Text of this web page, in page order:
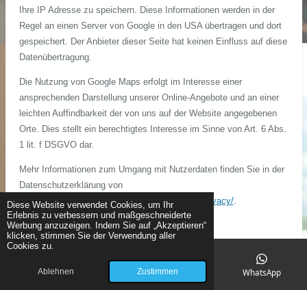
Diese Website verwendet Cookies, um Ihr
Erlebnis zu verbessern und maßgeschneiderte
Werbung anzuzeigen. Indem Sie auf „Akzeptieren“
klicken, stimmen Sie der Verwendung aller
Cookies zu.
Ablehnen Zustimmen
Ihre IP Adresse zu speichern. Diese Informationen werden in der
Regel an einen Server von Google in den USA übertragen und dort
gespeichert. Der Anbieter dieser Seite hat keinen Einfluss auf diese
Datenübertragung.
Die Nutzung von Google Maps erfolgt im Interesse einer
ansprechenden Darstellung unserer Online-Angebote und an einer
leichten Auffindbarkeit der von uns auf der Website angegebenen
Orte. Dies stellt ein berechtigtes Interesse im Sinne von Art. 6 Abs.
1 lit. f DSGVO dar.
Mehr Informationen zum Umgang mit Nutzerdaten finden Sie in der
Datenschutzerklärung von
Google: https://www.google.de/intl/de/policies/privacy/.
Google reCAPTCHA
Wir nutzen “Google reCAPTCHA” (im Folgenden “reCAPTCHA”) auf
unseren Websites. Anbieter ist die Google Inc., 1600 Amphitheatre
Parkway, Mountain View, CA 94043, USA (“Google”).
E-Mail Karte WhatsApp